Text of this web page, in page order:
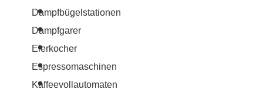
Dampfbügelstationen
Dampfgarer
Eierkocher
Espressomaschinen
Kaffeevollautomaten